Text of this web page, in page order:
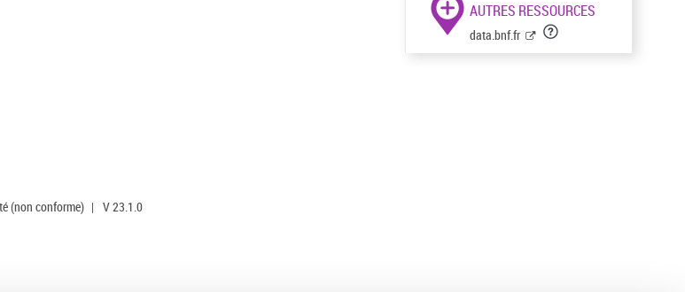
AUTRES RESSOURCES
data.bnf.fr
(non conforme) | V 23.1.0